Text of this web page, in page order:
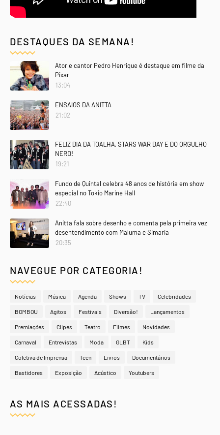
DESTAQUES DA SEMANA!
Ator e cantor Pedro Henrique é destaque em filme da
Pixar
13:04
ENSAIOS DA ANITTA
21:02
FELIZ DIA DA TOALHA, STARS WAR DAY E DO ORGULHO
NERD!
19:21
Fundo de Quintal celebra 48 anos de história em show
especial no Tokio Marine Hall
22:40
Anitta fala sobre desenho e comenta pela primeira vez
desentendimento com Maluma e Simaria
20:35
NAVEGUE POR CATEGORIA!
Notícias Música Agenda Shows TV Celebridades
BOMBOU Agitos Festivais Diversão! Lançamentos
Premiações Clipes Teatro Filmes Novidades
Carnaval Entrevistas Moda GLBT Kids
Coletiva de Imprensa Teen Livros Documentários
Bastidores Exposição Acústico Youtubers
AS MAIS ACESSADAS!